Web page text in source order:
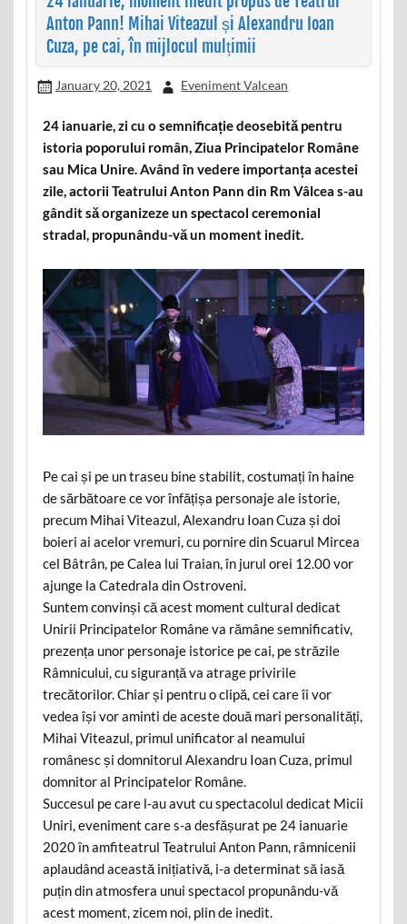
Anton Pann! Mihai Viteazul și Alexandru Ioan
Cuza, pe cai, în mijlocul mulțimii
January 20, 2021 Eveniment Valcean
24 ianuarie, zi cu o semnificație deosebită pentru
istoria poporului român, Ziua Principatelor Române
sau Mica Unire. Având în vedere importanța acestei
zile, actorii Teatrului Anton Pann din Rm Vâlcea s-au
gândit să organizeze un spectacol ceremonial
stradal, propunându-vă un moment inedit.
Pe cai și pe un traseu bine stabilit, costumați în haine
de sărbătoare ce vor înfățișa personaje ale istorie,
precum Mihai Viteazul, Alexandru Ioan Cuza și doi
boieri ai acelor vremuri, cu pornire din Scuarul Mircea
cel Bâtrân, pe Calea lui Traian, în jurul orei 12.00 vor
ajunge la Catedrala din Ostroveni.
Suntem convinși că acest moment cultural dedicat
Unirii Principatelor Române va rămâne semnificativ,
prezența unor personaje istorice pe cai, pe străzile
Râmnicului, cu siguranță va atrage privirile
trecătorilor. Chiar și pentru o clipă, cei care îi vor
vedea își vor aminti de aceste două mari personalități,
Mihai Viteazul, primul unificator al neamului
românesc și domnitorul Alexandru Ioan Cuza, primul
domnitor al Principatelor Române.
Succesul pe care l-au avut cu spectacolul dedicat Micii
Uniri, eveniment care s-a desfășurat pe 24 ianuarie
2020 în amfiteatrul Teatrului Anton Pann, râmnicenii
aplaudând această inițiativă, i-a determinat să iasă
puțin din atmosfera unui spectacol propunându-vă
acest moment, zicem noi, plin de inedit.